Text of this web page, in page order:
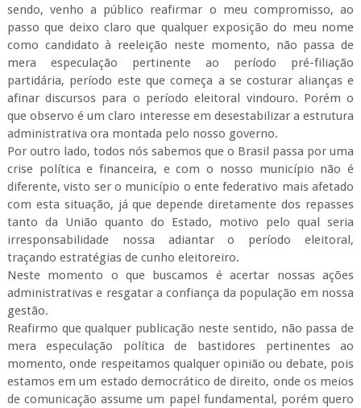
sendo, venho a público reafirmar o meu compromisso, ao
passo que deixo claro que qualquer exposição do meu nome
como candidato à reeleição neste momento, não passa de
mera especulação pertinente ao período pré-filiação
partidária, período este que começa a se costurar alianças e
afinar discursos para o período eleitoral vindouro. Porém o
que observo é um claro interesse em desestabilizar a estrutura
administrativa ora montada pelo nosso governo.
Por outro lado, todos nós sabemos que o Brasil passa por uma
crise política e financeira, e com o nosso município não é
diferente, visto ser o município o ente federativo mais afetado
com esta situação, já que depende diretamente dos repasses
tanto da União quanto do Estado, motivo pelo qual seria
irresponsabilidade nossa adiantar o período eleitoral,
traçando estratégias de cunho eleitoreiro.
Neste momento o que buscamos é acertar nossas ações
administrativas e resgatar a confiança da população em nossa
gestão.
Reafirmo que qualquer publicação neste sentido, não passa de
mera especulação política de bastidores pertinentes ao
momento, onde respeitamos qualquer opinião ou debate, pois
estamos em um estado democrático de direito, onde os meios
de comunicação assume um papel fundamental, porém quero